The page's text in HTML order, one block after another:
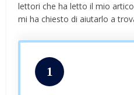
lettori che ha letto il mio
mi ha chiesto di aiutarlo a
1